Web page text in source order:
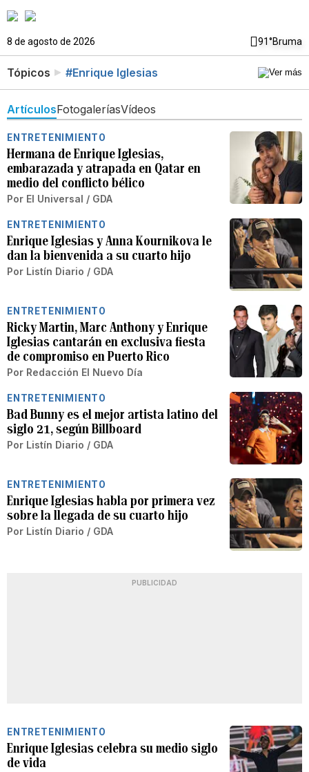
8 de agosto de 2026 91°Bruma
Tópicos #Enrique Iglesias
ArtículosFotogaleríasVídeos
ENTRETENIMIENTO
Hermana de Enrique Iglesias,
embarazada y atrapada en Qatar en
medio del conflicto bélico
Por El Universal / GDA
ENTRETENIMIENTO
Enrique Iglesias y Anna Kournikova le
dan la bienvenida a su cuarto hijo
Por Listín Diario / GDA
ENTRETENIMIENTO
Ricky Martin, Marc Anthony y Enrique
Iglesias cantarán en exclusiva fiesta
de compromiso en Puerto Rico
Por Redacción El Nuevo Día
ENTRETENIMIENTO
Bad Bunny es el mejor artista latino del
siglo 21, según Billboard
Por Listín Diario / GDA
ENTRETENIMIENTO
Enrique Iglesias habla por primera vez
sobre la llegada de su cuarto hijo
Por Listín Diario / GDA
PUBLICIDAD
ENTRETENIMIENTO
Enrique Iglesias celebra su medio siglo
de vida